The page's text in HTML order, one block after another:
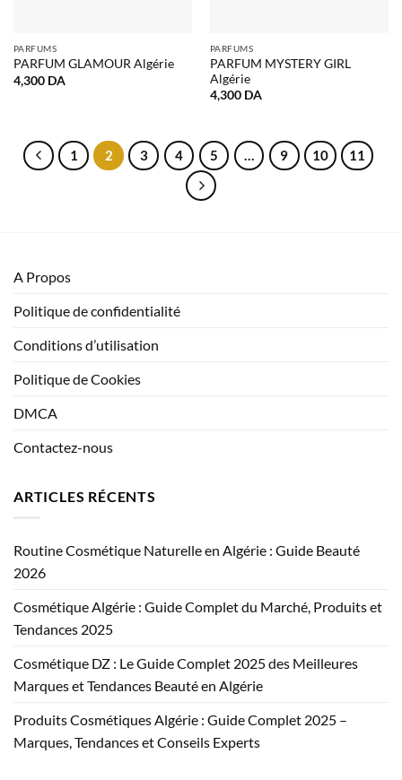
PARFUMS
PARFUM GLAMOUR Algérie
4,300 DA
PARFUMS
PARFUM MYSTERY GIRL
Algérie
4,300 DA
1 2 3 4 5 9 10 11
A Propos
Politique de confidentialité
Conditions d’utilisation
Politique de Cookies
DMCA
Contactez-nous
ARTICLES RÉCENTS
Routine Cosmétique Naturelle en Algérie : Guide Beauté
2026
Cosmétique Algérie : Guide Complet du Marché, Produits et
Tendances 2025
Cosmétique DZ : Le Guide Complet 2025 des Meilleures
Marques et Tendances Beauté en Algérie
Produits Cosmétiques Algérie : Guide Complet 2025 –
Marques, Tendances et Conseils Experts